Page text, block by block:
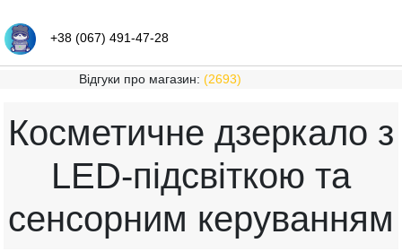
+38 (067) 491-47-28
Відгуки про магазин: (2693)
Косметичне дзеркало з
LED-підсвіткою та
сенсорним керуванням